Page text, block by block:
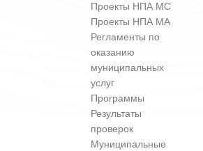
Проекты НПА МС
Проекты НПА МА
Регламенты по
оказанию
муниципальных
услуг
Программы
Результаты
проверок
Муниципальные